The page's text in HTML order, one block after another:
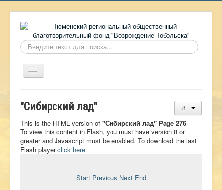
Искать...
Включить/
выключить
О фонде
Онлайн библиотека
Видеоматериалы
Сайт проекта Достоевский
"Сибирский лад"
This is the HTML version of "Сибирский лад" Page 276
To view this content in Flash, you must have version 8 or
greater and Javascript must be enabled. To download the last
Flash playerclick here
Start Previous Next End